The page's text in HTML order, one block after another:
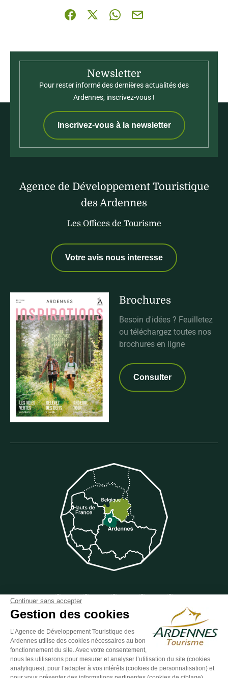
Partager sur Facebook (nouvelle fenêtre)
Partager sur X / Twitter (nouvelle
Partager sur WhatsApp
Partager par mail
Newsletter
Pour rester informé des dernières actualités des
Ardennes, inscrivez-vous !
Inscrivez-vous à la newsletter
Agence de Développement Touristique
des Ardennes
Les Offices de Tourisme
Votre avis nous interesse
Brochures
Besoin d'idées ? Feuilletez
ou téléchargez toutes nos
brochures en ligne
Consulter
Suivez-nous sur Facebook
ESPACE GROUPES ESPACE PRESSE ESPACE PRO
Plan du site-Politique de confidentialité -Mentions légales -
Éditer mes cookies - Made with byIRIS Interactive
Continuer sans accepter
Gestion des cookies
L’Agence de Développement Touristique des
Ardennes utilise des cookies nécessaires au bon
fonctionnement du site. Avec votre consentement,
nous les utiliserons pour mesurer et analyser l’utilisation du site (cookies
analytiques), pour l’adapter à vos intérêts (cookies de personnalisation) et